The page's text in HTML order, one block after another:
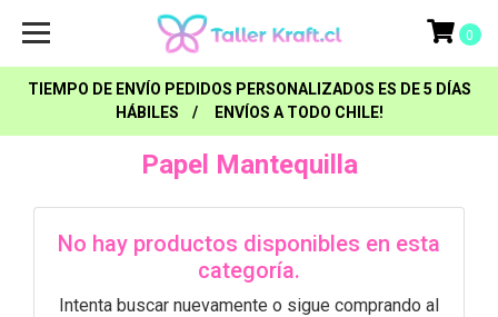
TIEMPO DE ENVÍO PEDIDOS PERSONALIZADOS ES DE 5 DÍAS
HÁBILES / ENVÍOS A TODO CHILE!
0
Papel Mantequilla
No hay productos disponibles en esta
categoría.
Intenta buscar nuevamente o sigue comprando al